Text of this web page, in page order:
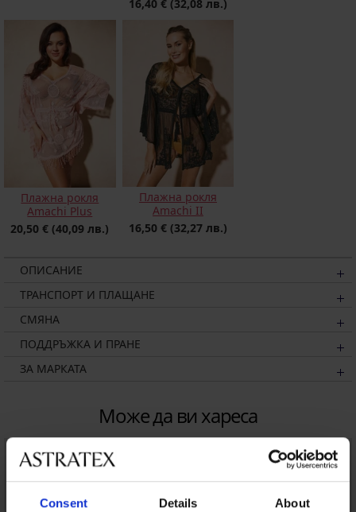
Consent Details About
16,40 € (32,08 лв.)
Плажна рокля
Amachi Plus
20,50 € (40,09 лв.)
Плажна рокля
Amachi II
16,50 € (32,27 лв.)
ОПИСАНИЕ
ТРАНСПОРТ И ПЛАЩАНЕ
СМЯНА
ПОДДРЪЖКА И ПРАНЕ
ЗА МАРКАТА
Може да ви хареса